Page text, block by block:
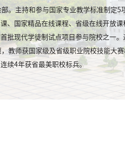
。主持和参与国家专业教学标准制定
、国家精品在线课程、省级在线开放
批现代学徒制试点项目参与院校之一
教师获国家级及省级职业院校技能大
续4年获省最美职校标兵。